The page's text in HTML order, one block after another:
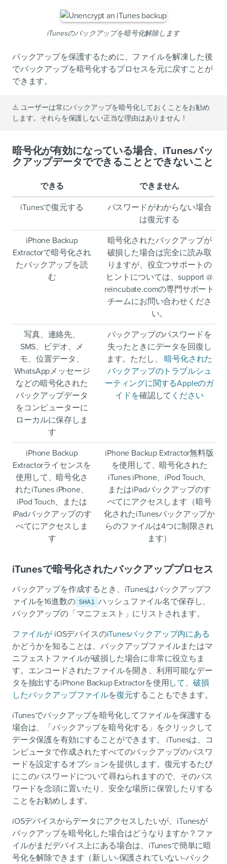
iTunesのバックアップを暗号化解除します
バックアップを保護するために、ファイルを解凍した後
でバックアップを暗号化するプロセスを元に戻すことが
できます。
⚠️ ユーザーは常にバックアップを暗号化しておくことをお勧め
します。それらを保護しない正当な理由はありません！
暗号化が有効になっている場合、iTunesバッ
クアップデータでできることとできないこと
できる できません
iTunesで復元する
パスワードがわからない場合
は復元する
iPhone Backup
Extractorで暗号化され
たバックアップを読
む
暗号化されたバックアップが
破損した場合は完全に読み取
りますが、役立つサポートの
ヒントについては、support @
reincubate.comの専門サポート
チームにお問い合わせくださ
い。
写真、連絡先、
SMS、ビデオ、メ
モ、位置データ、
WhatsAppメッセージ
などの暗号化された
バックアップデータ
をコンピューターに
ローカルに保存しま
す
バックアップのパスワードを
失ったときにデータを回復し
ます。ただし、暗号化された
バックアップのトラブルシュ
ーティングに関するAppleのガ
イドを確認して ください
iPhone Backup
Extractorライセンスを
使用して、暗号化さ
れたiTunes iPhone、
iPod Touch、または
iPadバックアップのす
べてにアクセスしま
す
iPhone Backup Extractor無料版
を使用して、暗号化された
iTunes iPhone、iPod Touch、
またはiPadバックアップのす
べてにアクセスします（暗号
化されたiTunesバックアップか
らのファイルは4つに制限され
ます）
iTunesで暗号化されたバックアッププロセス
バックアップを作成するとき、iTunesはバックアップフ
ァイルを16進数の SHA1 ハッシュファイル名で保存し、
バックアップの「マニフェスト」にリストされます。
ファイルが iOSデバイスのiTunesバックアップ内にある
かどうかを知ることは、バックアップファイルまたはマ
ニフェストファイルが破損した場合に非常に役立ちま
す。エンコードされたファイルを開き、利用可能なデー
タを抽出するiPhone Backup Extractorを使用して、破損
したバックアップファイルを復元することもできます。
iTunesでバックアップを暗号化してファイルを保護する
場合は、「バックアップを暗号化する」をクリックして
データ保護を有効にすることができます。 iTunesは、コ
ンピュータで作成されたすべてのバックアップのパスワ
ードを設定するオプションを提供します。復元するたび
にこのパスワードについて尋ねられますので、そのパス
ワードを念頭に置いたり、安全な場所に保管したりする
ことをお勧めします。
iOSデバイスからデータにアクセスしたいが、iTunesが
バックアップを暗号化した場合はどうなりますか？ファ
イルがまだデバイス上にある場合は、iTunesで簡単に暗
号化を解除できます（新しい-保護されていない-バック